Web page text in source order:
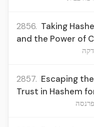
2856. Taking
and the Power of
2857. Escaping
Trust in Hashem